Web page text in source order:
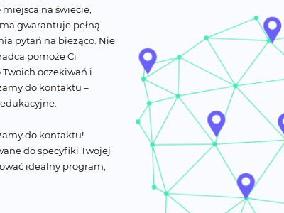
na świecie,
gwarantuje pełną
pytań na bieżąco. Nie
pomoże Ci
oczekiwań i
do kontaktu –
do kontaktu!
do specyfiki Twojej
idealny program,